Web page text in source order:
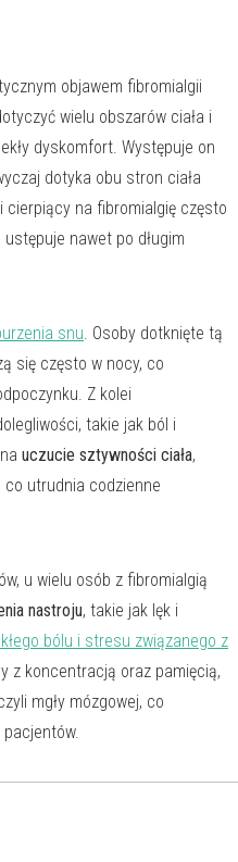
objawem fibromialgii
wielu obszarów ciała i
dyskomfort. Występuje on
dotyka obu stron ciała
cierpiący na fibromialgię często
ustępuje nawet po długim
snu. Osoby dotknięte tą
się często w nocy, co
Z kolei
takie jak ból i
uczucie sztywności ciała,
utrudnia codzienne
u wielu osób z fibromialgią
nastroju, takie jak lęk i
bólu i stresu związanego z
z koncentracją oraz pamięcią,
mgły mózgowej, co